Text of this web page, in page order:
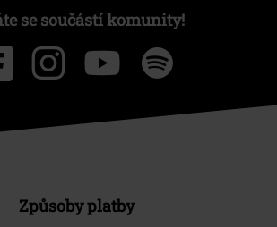
se součástí komunity!
Způsoby platby